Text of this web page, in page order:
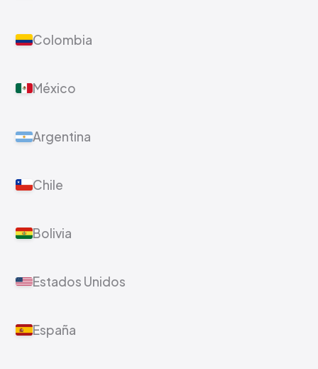
Colombia
México
Argentina
Chile
Bolivia
Estados Unidos
España